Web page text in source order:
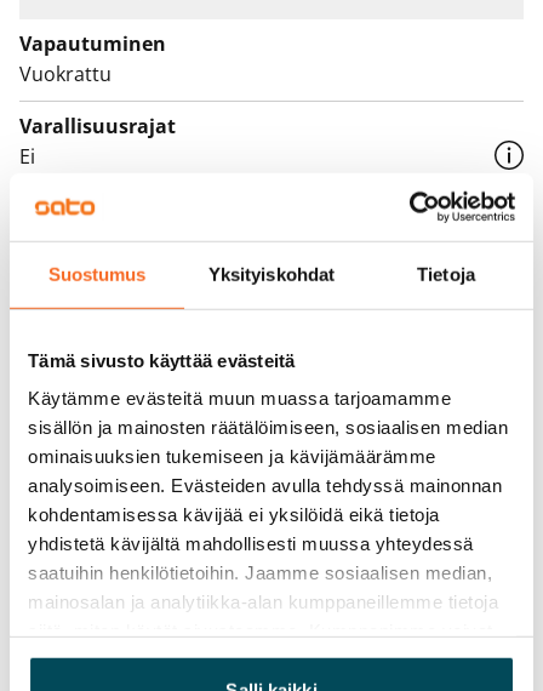
Suostumus Yksityiskohdat Tietoja
Tämä sivusto käyttää evästeitä
Käytämme evästeitä muun muassa tarjoamamme
sisällön ja mainosten räätälöimiseen, sosiaalisen median
ominaisuuksien tukemiseen ja kävijämäärämme
analysoimiseen. Evästeiden avulla tehdyssä mainonnan
kohdentamisessa kävijää ei yksilöidä eikä tietoja
yhdistetä kävijältä mahdollisesti muussa yhteydessä
saatuihin henkilötietoihin. Jaamme sosiaalisen median,
mainosalan ja analytiikka-alan kumppaneillemme tietoja
yhdistää näitä tietoja muihin tietoihin, joita olet antanut
Vapautuminen
Vuokrattu
Varallisuusrajat
Ei
Vuokra
0 €, (yrityksille min. 1 kk vuokra)
Pakollinen, ei sisälly vuokraan
Vesimaksu
27 €/hlö/kk
Sähkömaksu
Vuokralainen solmii itse sähkösopimuksen.
Laajakaista
Vuokraan sisältyy 50 M laajakaistaliittymä. Voit hankkia
lisänopeutta etuhintaan ottamalla yhteyttä